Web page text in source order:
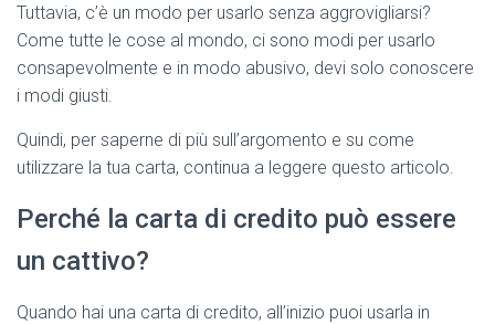
Tuttavia, c’è un modo per usarlo senza aggrovigliarsi?
Come tutte le cose al mondo, ci sono modi per usarlo
consapevolmente e in modo abusivo, devi solo conoscere
i modi giusti.
Quindi, per saperne di più sull’argomento e su come
utilizzare la tua carta, continua a leggere questo articolo.
Perché la carta di credito può essere
un cattivo?
Quando hai una carta di credito, all’inizio puoi usarla in